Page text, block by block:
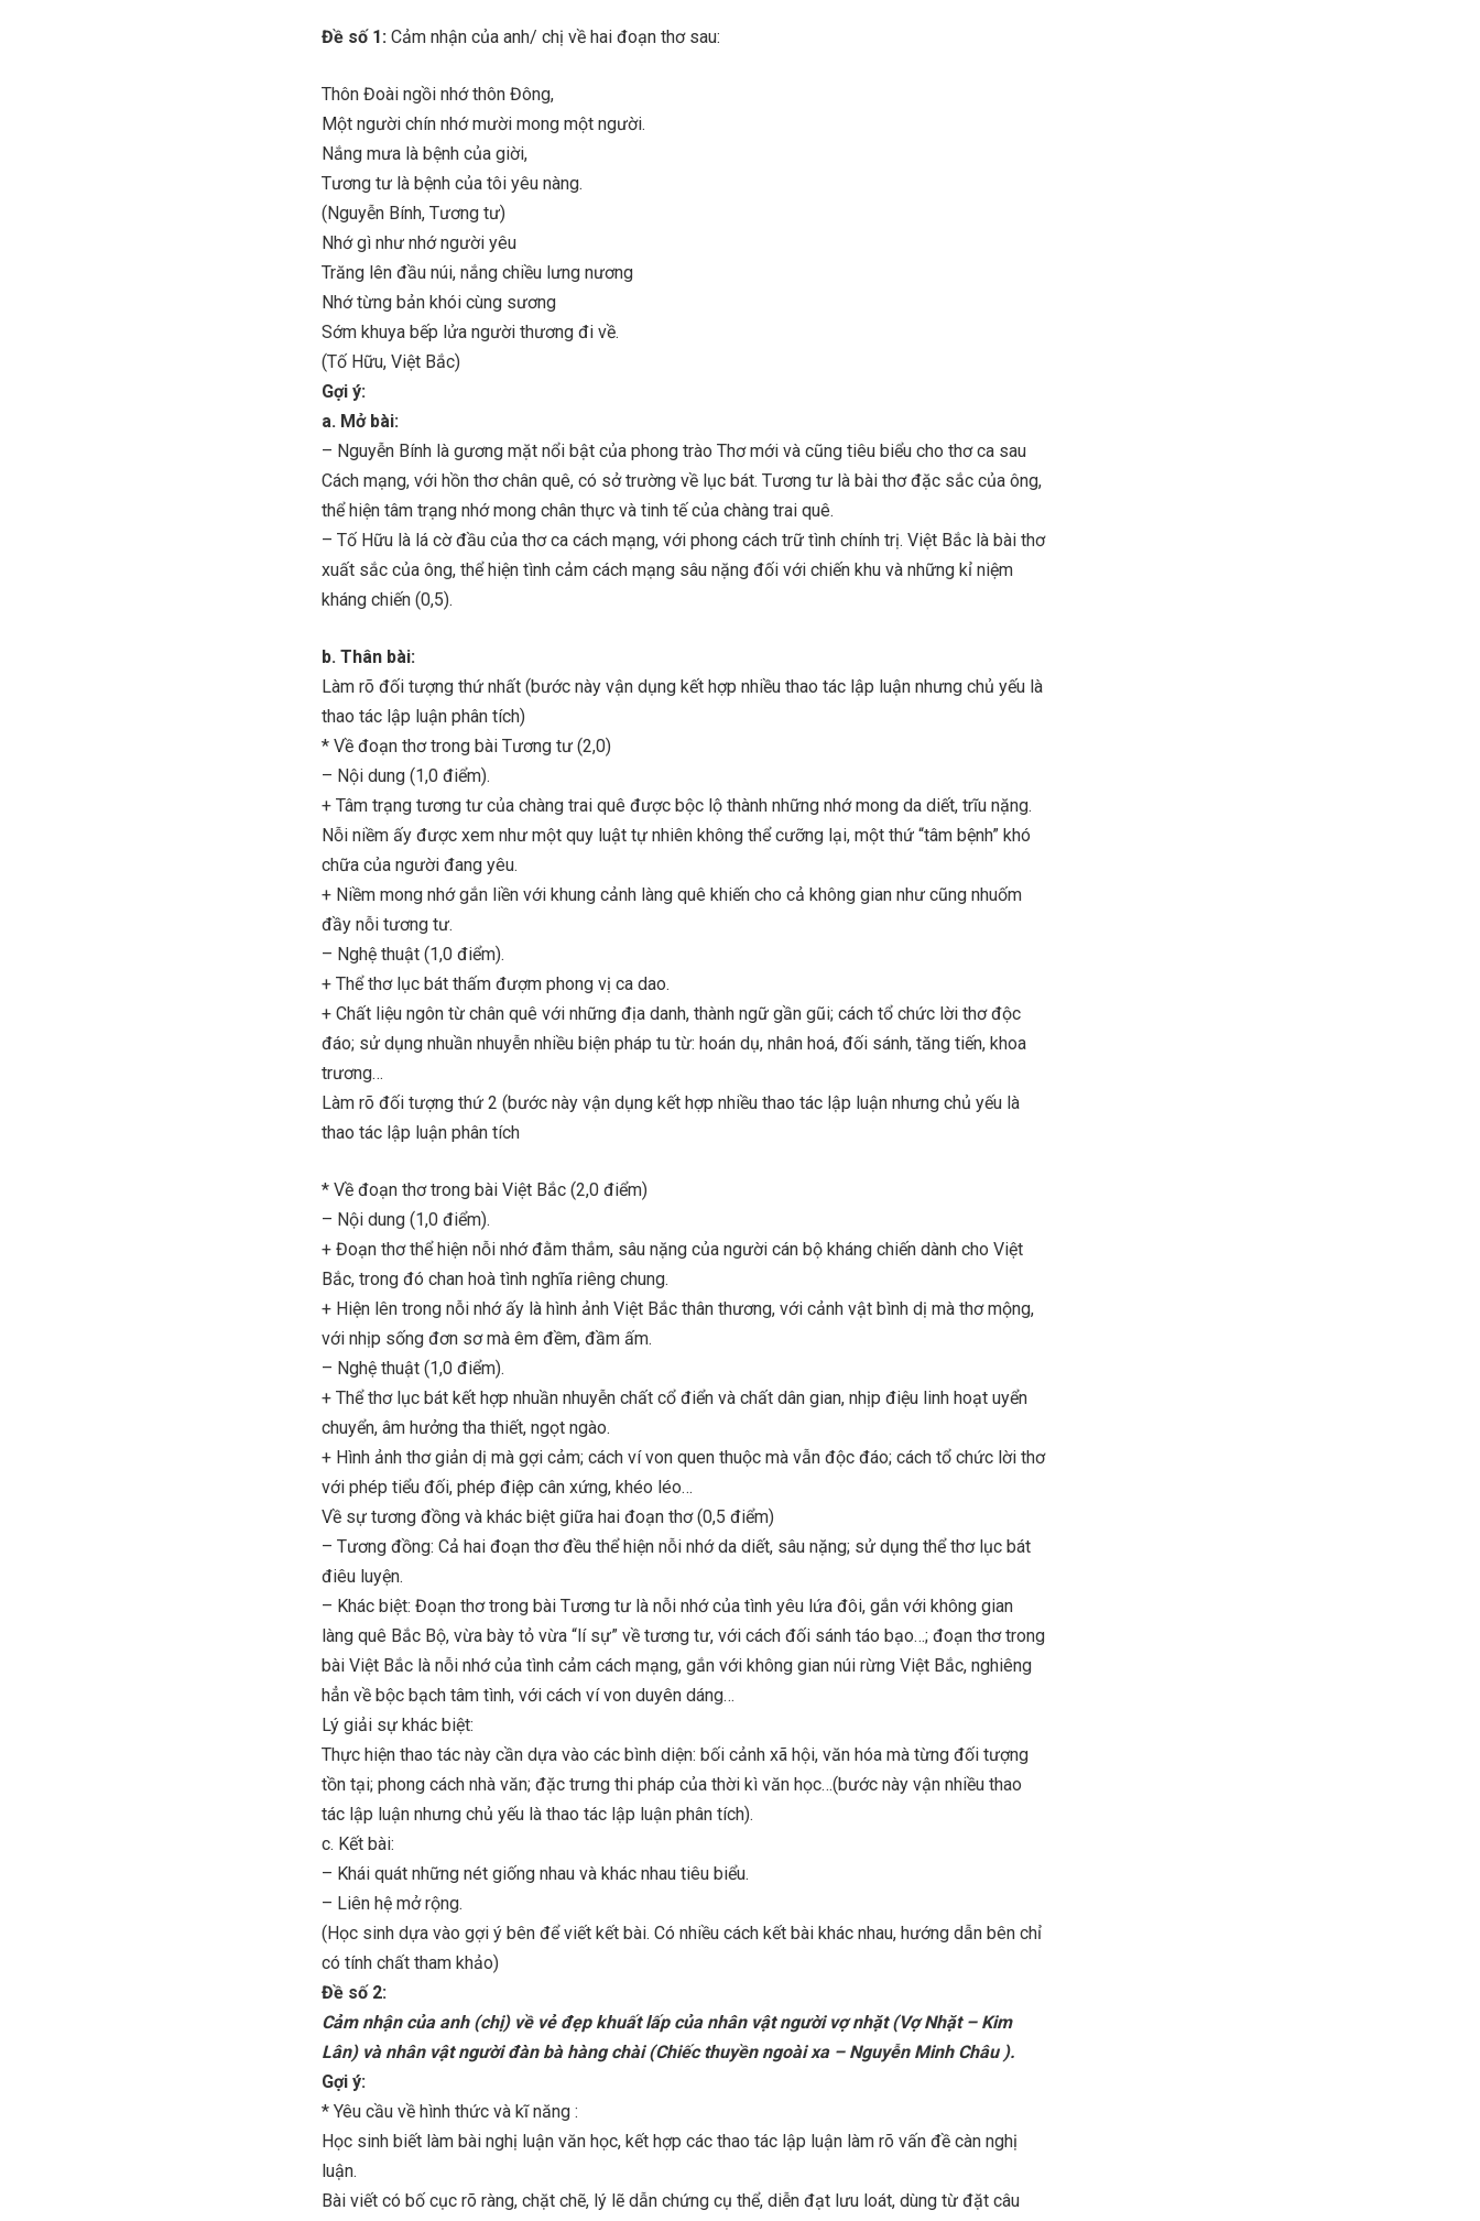
Đề số 1: Cảm nhận của anh/ chị về hai đoạn thơ sau:
Thôn Đoài ngồi nhớ thôn Đông,
Một người chín nhớ mười mong một người.
Nắng mưa là bệnh của giời,
Tương tư là bệnh của tôi yêu nàng.
(Nguyễn Bính, Tương tư)
Nhớ gì như nhớ người yêu
Trăng lên đầu núi, nắng chiều lưng nương
Nhớ từng bản khói cùng sương
Sớm khuya bếp lửa người thương đi về.
(Tố Hữu, Việt Bắc)
Gợi ý:
a. Mở bài:
– Nguyễn Bính là gương mặt nổi bật của phong trào Thơ mới và cũng tiêu biểu cho thơ ca sau
Cách mạng, với hồn thơ chân quê, có sở trường về lục bát. Tương tư là bài thơ đặc sắc của ông,
thể hiện tâm trạng nhớ mong chân thực và tinh tế của chàng trai quê.
– Tố Hữu là lá cờ đầu của thơ ca cách mạng, với phong cách trữ tình chính trị. Việt Bắc là bài thơ
xuất sắc của ông, thể hiện tình cảm cách mạng sâu nặng đối với chiến khu và những kỉ niệm
kháng chiến (0,5).
b. Thân bài:
Làm rõ đối tượng thứ nhất (bước này vận dụng kết hợp nhiều thao tác lập luận nhưng chủ yếu là
thao tác lập luận phân tích)
* Về đoạn thơ trong bài Tương tư (2,0)
– Nội dung (1,0 điểm).
+ Tâm trạng tương tư của chàng trai quê được bộc lộ thành những nhớ mong da diết, trĩu nặng.
Nỗi niềm ấy được xem như một quy luật tự nhiên không thể cưỡng lại, một thứ “tâm bệnh” khó
chữa của người đang yêu.
+ Niềm mong nhớ gắn liền với khung cảnh làng quê khiến cho cả không gian như cũng nhuốm
đầy nỗi tương tư.
– Nghệ thuật (1,0 điểm).
+ Thể thơ lục bát thấm đượm phong vị ca dao.
+ Chất liệu ngôn từ chân quê với những địa danh, thành ngữ gần gũi; cách tổ chức lời thơ độc
đáo; sử dụng nhuần nhuyễn nhiều biện pháp tu từ: hoán dụ, nhân hoá, đối sánh, tăng tiến, khoa
trương…
Làm rõ đối tượng thứ 2 (bước này vận dụng kết hợp nhiều thao tác lập luận nhưng chủ yếu là
thao tác lập luận phân tích
* Về đoạn thơ trong bài Việt Bắc (2,0 điểm)
– Nội dung (1,0 điểm).
+ Đoạn thơ thể hiện nỗi nhớ đằm thắm, sâu nặng của người cán bộ kháng chiến dành cho Việt
Bắc, trong đó chan hoà tình nghĩa riêng chung.
+ Hiện lên trong nỗi nhớ ấy là hình ảnh Việt Bắc thân thương, với cảnh vật bình dị mà thơ mộng,
với nhịp sống đơn sơ mà êm đềm, đầm ấm.
– Nghệ thuật (1,0 điểm).
+ Thể thơ lục bát kết hợp nhuần nhuyễn chất cổ điển và chất dân gian, nhịp điệu linh hoạt uyển
chuyển, âm hưởng tha thiết, ngọt ngào.
+ Hình ảnh thơ giản dị mà gợi cảm; cách ví von quen thuộc mà vẫn độc đáo; cách tổ chức lời thơ
với phép tiểu đối, phép điệp cân xứng, khéo léo…
Về sự tương đồng và khác biệt giữa hai đoạn thơ (0,5 điểm)
– Tương đồng: Cả hai đoạn thơ đều thể hiện nỗi nhớ da diết, sâu nặng; sử dụng thể thơ lục bát
điêu luyện.
– Khác biệt: Đoạn thơ trong bài Tương tư là nỗi nhớ của tình yêu lứa đôi, gắn với không gian
làng quê Bắc Bộ, vừa bày tỏ vừa “lí sự” về tương tư, với cách đối sánh táo bạo…; đoạn thơ trong
bài Việt Bắc là nỗi nhớ của tình cảm cách mạng, gắn với không gian núi rừng Việt Bắc, nghiêng
hẳn về bộc bạch tâm tình, với cách ví von duyên dáng…
Lý giải sự khác biệt:
Thực hiện thao tác này cần dựa vào các bình diện: bối cảnh xã hội, văn hóa mà từng đối tượng
tồn tại; phong cách nhà văn; đặc trưng thi pháp của thời kì văn học…(bước này vận nhiều thao
tác lập luận nhưng chủ yếu là thao tác lập luận phân tích).
c. Kết bài:
– Khái quát những nét giống nhau và khác nhau tiêu biểu.
– Liên hệ mở rộng.
(Học sinh dựa vào gợi ý bên để viết kết bài. Có nhiều cách kết bài khác nhau, hướng dẫn bên chỉ
có tính chất tham khảo)
Đề số 2:
Cảm nhận của anh (chị) về vẻ đẹp khuất lấp của nhân vật người vợ nhặt (Vợ Nhặt – Kim
Lân) và nhân vật người đàn bà hàng chài (Chiếc thuyền ngoài xa – Nguyễn Minh Châu ).
Gợi ý:
* Yêu cầu về hình thức và kĩ năng :
Học sinh biết làm bài nghị luận văn học, kết hợp các thao tác lập luận làm rõ vấn đề càn nghị
luận.
Bài viết có bố cục rõ ràng, chặt chẽ, lý lẽ dẫn chứng cụ thể, diễn đạt lưu loát, dùng từ đặt câu